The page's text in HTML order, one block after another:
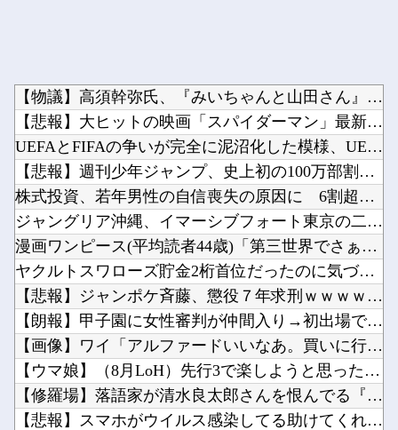
【物議】高須幹弥氏、『みいちゃんと山田さん』アニメ化に懸念「...
【悲報】大ヒットの映画「スパイダーマン」最新作、上映中に強烈...
UEFAとFIFAの争いが完全に泥沼化した模様、UEFA側の...
【悲報】週刊少年ジャンプ、史上初の100万部割れ 全盛期65...
株式投資、若年男性の自信喪失の原因に 6割超が「人生の敗者」...
ジャングリア沖縄、イマーシブフォート東京の二の舞になりそうｗ...
漫画ワンピース(平均読者44歳)「第三世界でさぁ！悪魔がいて...
ヤクルトスワローズ貯金2桁首位だったのに気づけば4位DeNA...
【悲報】ジャンポケ斉藤、懲役７年求刑ｗｗｗｗｗｗｗ他
【朗報】甲子園に女性審判が仲間入り→初出場で流した涙に「絶対...
【画像】ワイ「アルファードいいなあ。買いに行くか」店員「ほい...
【ウマ娘】（8月LoH）先行3で楽しようと思ったのにここまで...
【修羅場】落語家が清水良太郎さんを恨んでる『理由』、ガチでヤ...
【悲報】スマホがウイルス感染してる助けてくれ?他